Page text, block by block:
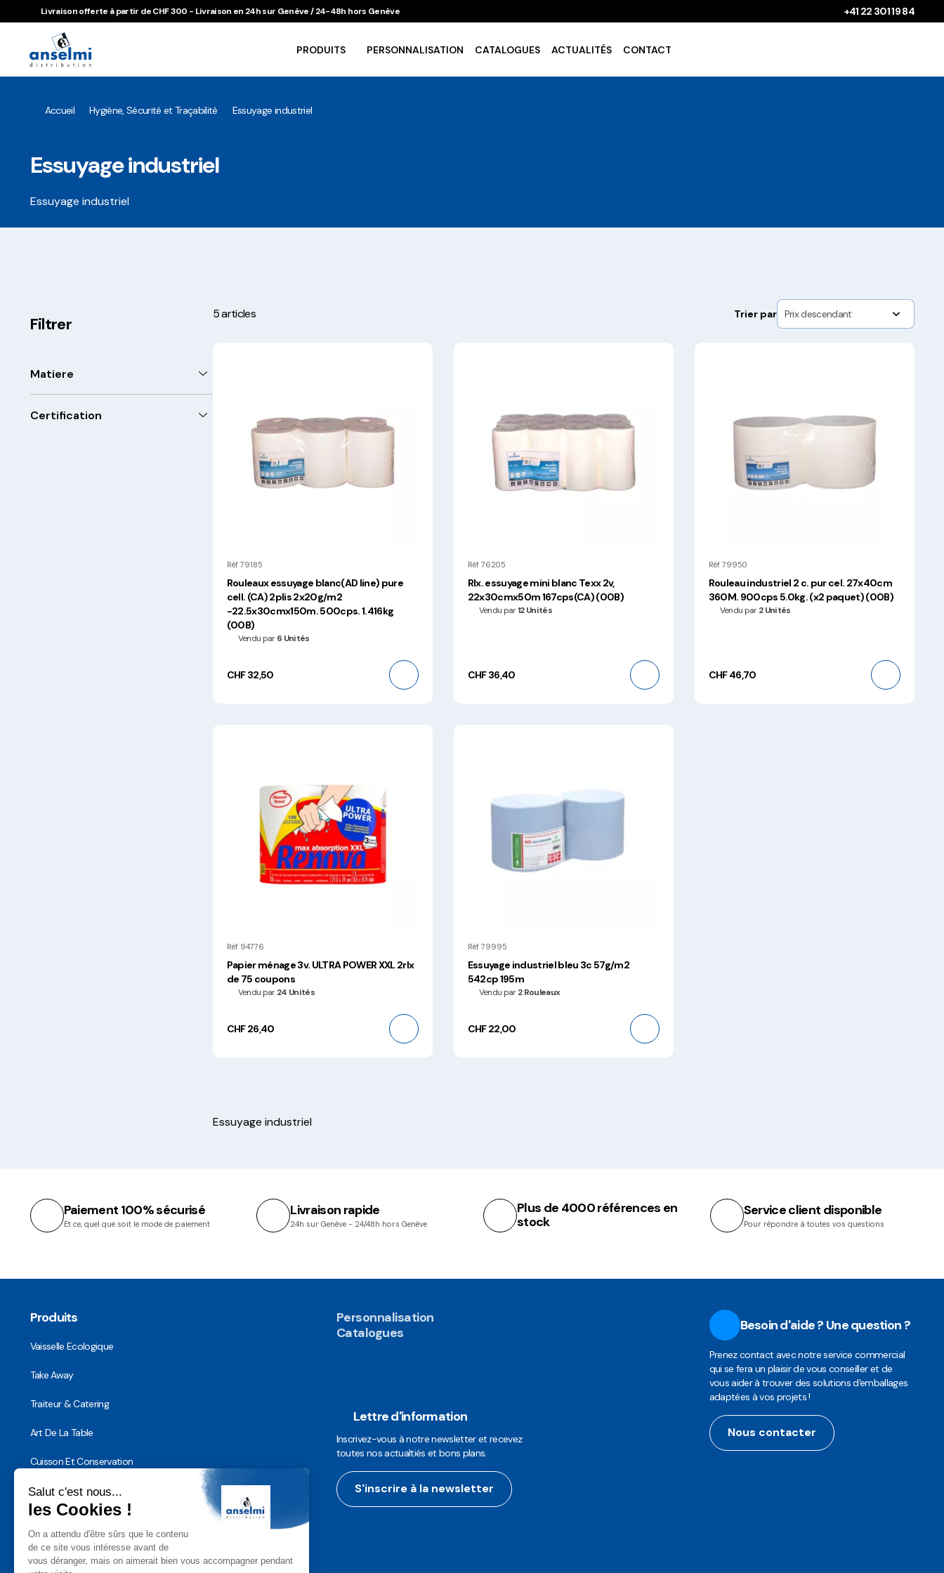
Aller au contenu
Aller à la navigation principale
Livraison offerte à partir de CHF 300 - Livraison en 24h sur Genève / 24-48h hors Genève +41 22 301 19 84
PRODUITS PERSONNALISATION CATALOGUES ACTUALITÉS CONTACT
Accueil Hygiène, Sécurité et Traçabilité Essuyage industriel
Essuyage industriel
Essuyage industriel
5 articles Trier par
Réf 79185
Rouleaux essuyage blanc(AD line) pure
cell. (CA) 2plis 2x20g/m2
-22.5x30cmx150m. 500cps. 1.416kg
(00B)
Vendu par6 Unités
CHF 32,50
Réf 76205
Rlx. essuyage mini blanc Texx 2v,
22x30cmx50m 167cps(CA) (00B)
Vendu par12 Unités
CHF 36,40
Réf 79950
Rouleau industriel 2 c. pur cel. 27x40cm
360M. 900cps 5.0kg. (x2 paquet) (00B)
Vendu par2 Unités
CHF 46,70
Réf 94776
Papier ménage 3v. ULTRA POWER XXL 2rlx
de 75 coupons
Vendu par24 Unités
CHF 26,40
Réf 79995
Essuyage industriel bleu 3c 57g/m2
542cp 195m
Vendu par2 Rouleaux
CHF 22,00
Essuyage industriel
Filtrer
Matiere
Certification
Paiement 100% sécurisé
Et ce, quel que soit le mode de paiement
Livraison rapide
24h sur Genève - 24/48h hors Genève
Plus de 4000 références en
stock
Service client disponible
Pour répondre à toutes vos questions
Produits
Vaisselle Ecologique
Take Away
Traiteur & Catering
Art De La Table
Cuisson Et Conservation
Hygiène, Sécurité et Traçabilité
Vaisselle Réutilisable
Noël
Personnalisation
Catalogues
Lettre d'information
Inscrivez-vous à notre newsletter et recevez
toutes nos actualtiés et bons plans.
S'inscrire à la newsletter
Besoin d'aide ? Une question ?
Prenez contact avec notre service commercial
qui se fera un plaisir de vous conseiller et de
vous aider à trouver des solutions d'emballages
adaptées à vos projets !
Nous contacter